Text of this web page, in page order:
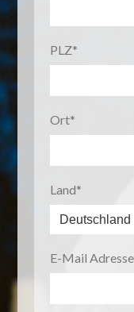
PLZ
Ort
Land
E-Mail Adresse